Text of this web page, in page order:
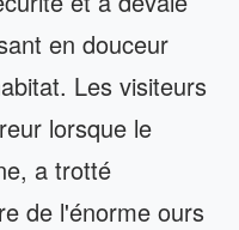
en douceur
Les visiteurs
lorsque le
a trotté
de l'énorme ours